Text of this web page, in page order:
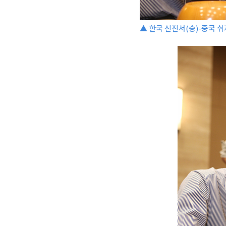
▲ 한국 신진서(승)-중국 쉬